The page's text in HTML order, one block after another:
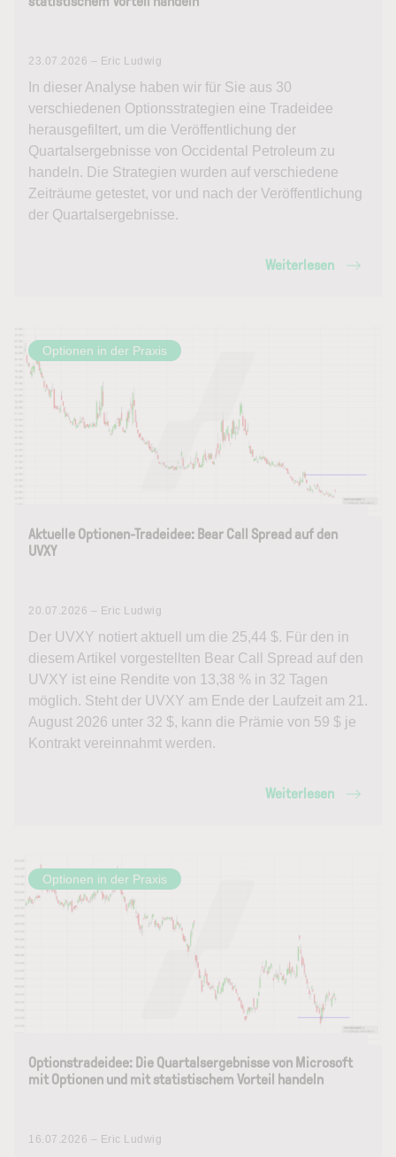
23.07.2026 – Eric Ludwig
In dieser Analyse haben wir für Sie aus 30
verschiedenen Optionsstrategien eine Tradeidee
herausgefiltert, um die Veröffentlichung der
Quartalsergebnisse von Occidental Petroleum zu
handeln. Die Strategien wurden auf verschiedene
Zeiträume getestet, vor und nach der Veröffentlichung
der Quartalsergebnisse.
Weiterlesen
Optionen in der Praxis
Aktuelle Optionen-Tradeidee: Bear Call Spread auf den
UVXY
20.07.2026 – Eric Ludwig
Der UVXY notiert aktuell um die 25,44 $. Für den in
diesem Artikel vorgestellten Bear Call Spread auf den
UVXY ist eine Rendite von 13,38 % in 32 Tagen
möglich. Steht der UVXY am Ende der Laufzeit am 21.
August 2026 unter 32 $, kann die Prämie von 59 $ je
Kontrakt vereinnahmt werden.
Weiterlesen
Optionen in der Praxis
Optionstradeidee: Die Quartalsergebnisse von Microsoft
mit Optionen und mit statistischem Vorteil handeln
16.07.2026 – Eric Ludwig